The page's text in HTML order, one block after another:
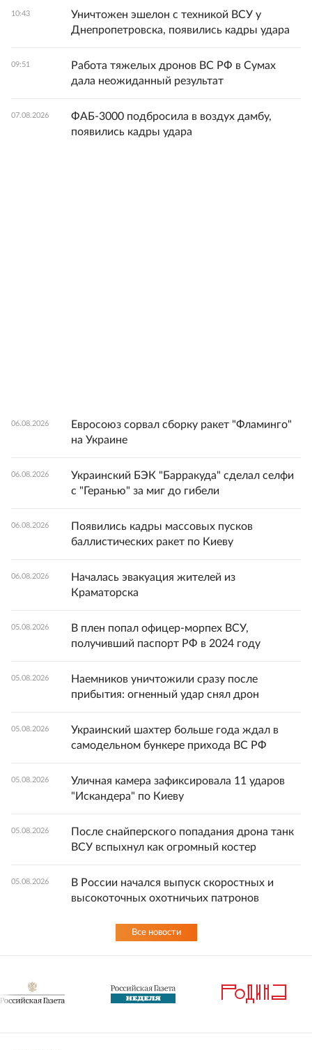
10:43
Уничтожен эшелон с техникой ВСУ у
Днепропетровска, появились кадры удара
09:51
Работа тяжелых дронов ВС РФ в Сумах
дала неожиданный результат
07.08.2026
ФАБ-3000 подбросила в воздух дамбу,
появились кадры удара
06.08.2026
Евросоюз сорвал сборку ракет "Фламинго"
на Украине
06.08.2026
Украинский БЭК "Барракуда" сделал селфи
с "Геранью" за миг до гибели
06.08.2026
Появились кадры массовых пусков
баллистических ракет по Киеву
06.08.2026
Началась эвакуация жителей из
Краматорска
05.08.2026
В плен попал офицер-морпех ВСУ,
получивший паспорт РФ в 2024 году
05.08.2026
Наемников уничтожили сразу после
прибытия: огненный удар снял дрон
05.08.2026
Украинский шахтер больше года ждал в
самодельном бункере прихода ВС РФ
05.08.2026
Уличная камера зафиксировала 11 ударов
"Искандера" по Киеву
05.08.2026
После снайперского попадания дрона танк
ВСУ вспыхнул как огромный костер
05.08.2026
В России начался выпуск скоростных и
высокоточных охотничьих патронов
Все новости